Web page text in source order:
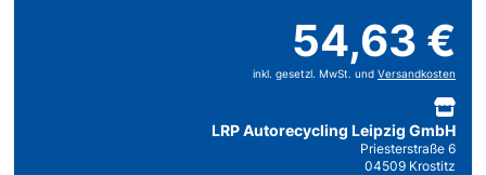
54,63 €
inkl. gesetzl. MwSt. und Versandkosten
LRP Autorecycling Leipzig GmbH
Priesterstraße 6
04509 Krostitz